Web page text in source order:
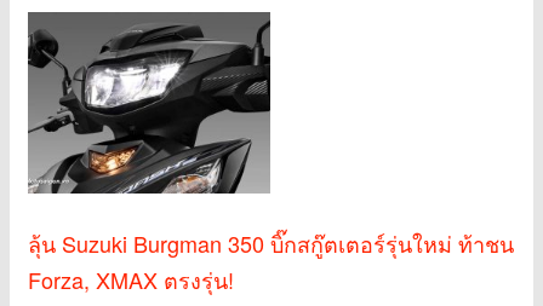
ลุ้น Suzuki Burgman 350 บิ๊กสกู๊ตเตอร์รุ่นใหม่ ท้าชน
Forza, XMAX ตรงรุ่น!